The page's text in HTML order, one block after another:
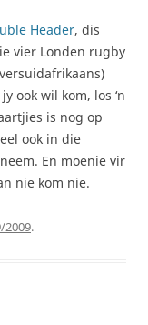
Header, dis
vier Londen rugby
ook wil kom, los ‘n
is nog op
ook in die
En moenie vir
nie kom nie.
2009.